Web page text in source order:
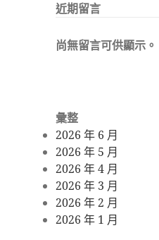
近期留言
尚無留言可供顯示。
彙整
2026 年 6 月
2026 年 5 月
2026 年 4 月
2026 年 3 月
2026 年 2 月
2026 年 1 月